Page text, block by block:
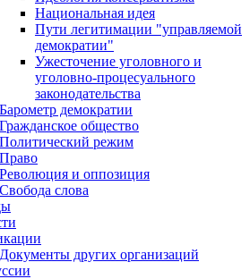
Национальная идея
Пути легитимации "управляемой
демократии"
Ужесточение уголовного и
уголовно-процесуального
законодательства
Барометр демократии
Гражданское общество
Политический режим
Право
Революция и оппозиция
Свобода слова
Документы других организаций